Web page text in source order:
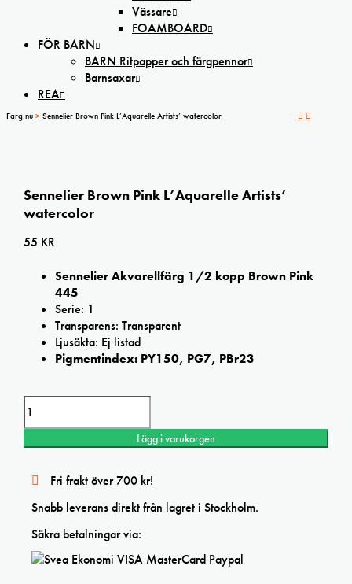
Vässare
FOAMBOARD
FÖR BARN
BARN Ritpapper och färgpennor
Barnsaxar
REA
Farg.nu > Sennelier Brown Pink L’Aquarelle Artists’ watercolor
Sennelier Brown Pink L’Aquarelle Artists’
watercolor
55 KR
Sennelier Akvarellfärg 1/2 kopp Brown Pink
445
Serie: 1
Transparens: Transparent
Ljusäkta: Ej listad
Pigmentindex: PY150, PG7, PBr23
Lägg i varukorgen
Fri frakt över 700 kr!
Snabb leverans direkt från lagret i Stockholm.
Säkra betalningar via: